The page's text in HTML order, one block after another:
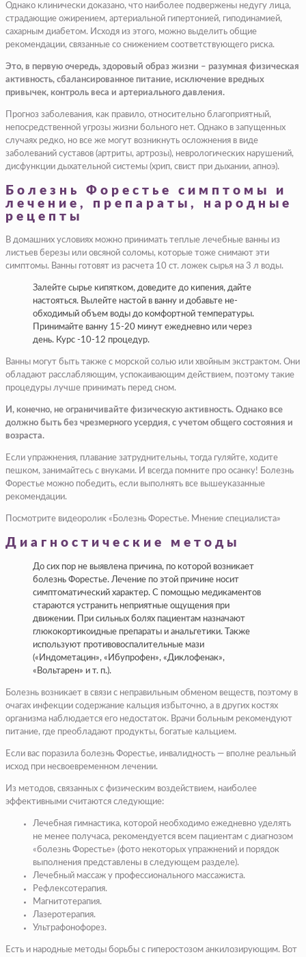
Однако клинически доказано, что наиболее подвержены недугу лица,
страдающие ожирением, артериальной гипертонией, гиподинамией,
сахарным диабетом. Исходя из этого, можно выделить общие
рекомендации, связанные со снижением соответствующего риска.
Это, в первую очередь, здоровый образ жизни – разумная физическая
активность, сбалансированное питание, исключение вредных
привычек, контроль веса и артериального давления.
Прогноз заболевания, как правило, относительно благоприятный,
непосредственной угрозы жизни больного нет. Однако в запущенных
случаях редко, но все же могут возникнуть осложнения в виде
заболеваний суставов (артриты, артрозы), неврологических нарушений,
дисфункции дыхательной системы (хрип, свист при дыхании, апноэ).
Болезнь Форестье симптомы и
лечение, препараты, народные
рецепты
В домашних условиях можно принимать теплые лечебные ванны из
листьев березы или овсяной соло­мы, которые тоже снимают эти
симптомы. Ванны гото­вят из расчета 10 ст. ложек сырья на 3 л воды.
Залейте сырье кипятком, доведите до кипения, дайте
настояться. Вылейте настой в ванну и добавьте не­
обходимый объем воды до комфортной температуры.
Принимайте ванну 15-20 минут ежедневно или че­рез
день. Курс -10-12 про­цедур.
Ванны могут быть также с морской солью или хвой­ным экстрактом. Они
об­ладают расслабляющим, успокаивающим действи­ем, поэтому такие
процеду­ры лучше принимать перед сном.
И, конечно, не ограничи­вайте физическую актив­ность. Однако все
долж­но быть без чрезмерного усердия, с учетом общего состояния и
возраста.
Если упражнения, плава­ние затруднительны, тогда гуляйте, ходите
пешком, занимайтесь с внуками. И всегда помните про осанку! Болезнь
Форестье можно победить, если выполнять все вышеуказанные
рекомендации.
Посмотрите видеоролик «Болезнь Форестье. Мнение специалиста»
Диагностические методы
До сих пор не выявлена причина, по которой возникает
болезнь Форестье. Лечение по этой причине носит
симптоматический характер. С помощью медикаментов
стараются устранить неприятные ощущения при
движении. При сильных болях пациентам назначают
глюкокортикоидные препараты и анальгетики. Также
используют противовоспалительные мази
(«Индометацин», «Ибупрофен», «Диклофенак»,
«Вольтарен» и т. п.).
Болезнь возникает в связи с неправильным обменом веществ, поэтому в
очагах инфекции содержание кальция избыточно, а в других костях
организма наблюдается его недостаток. Врачи больным рекомендуют
питание, где преобладают продукты, богатые кальцием.
Если вас поразила болезнь Форестье, инвалидность — вполне реальный
исход при несвоевременном лечении.
Из методов, связанных с физическим воздействием, наиболее
эффективными считаются следующие:
Лечебная гимнастика, которой необходимо ежедневно уделять
не менее получаса, рекомендуется всем пациентам с диагнозом
«болезнь Форестье» (фото некоторых упражнений и порядок
выполнения представлены в следующем разделе).
Лечебный массаж у профессионального массажиста.
Рефлексотерапия.
Магнитотерапия.
Лазеротерапия.
Ультрафонофорез.
Есть и народные методы борьбы с гиперостозом анкилозирующим. Вот